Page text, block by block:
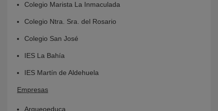
Colegio Marista La Inmaculada
Colegio Ntra. Sra. del Rosario
Colegio San José
IES La Bahía
IES Martín de Aldehuela
Empresas
Arqueoeduca